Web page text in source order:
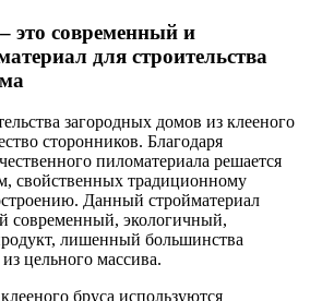
это современный и
для строительства
загородных домов из клееного
сторонников. Благодаря
пиломатериала решается
свойственных традиционному
Данный стройматериал
современный, экологичный,
лишенный большинства
цельного массива.
бруса используются